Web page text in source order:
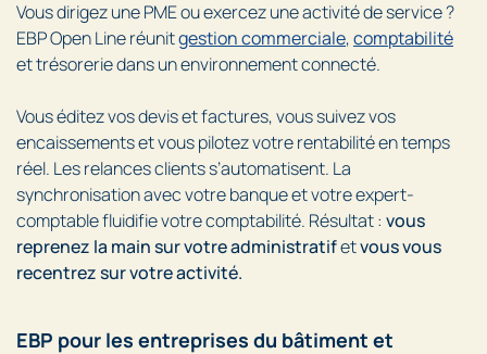
Vous dirigez une PME ou exercez une activité de service ?
EBP Open Line réunitgestion commerciale,comptabilité
et trésorerie dans un environnement connecté.
Vous éditez vos devis et factures, vous suivez vos
encaissements et vous pilotez votre rentabilité en temps
réel. Les relances clients s’automatisent. La
synchronisation avec votre banque et votre expert-
comptable fluidifie votre comptabilité. Résultat : vous
reprenez la main sur votre administratifetvous vous
recentrez sur votre activité.
EBP pour les entreprises du bâtiment et